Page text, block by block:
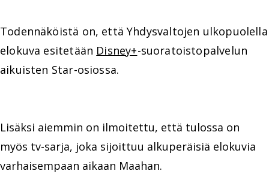
Todennäköistä on, että Yhdysvaltojen ulkopuolella
elokuva esitetään Disney+-suoratoistopalvelun
aikuisten Star-osiossa.
Lisäksi aiemmin on ilmoitettu, että tulossa on
myös tv-sarja, joka sijoittuu alkuperäisiä elokuvia
varhaisempaan aikaan Maahan.